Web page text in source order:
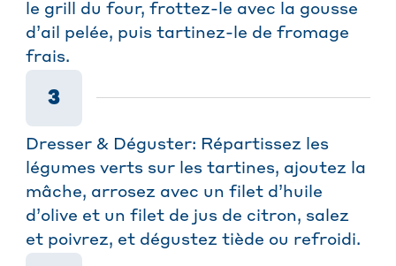
le grill du four, frottez-le avec la gousse
d’ail pelée, puis tartinez-le de fromage
frais.
3
Dresser & Déguster: Répartissez les
légumes verts sur les tartines, ajoutez la
mâche, arrosez avec un filet d’huile
d’olive et un filet de jus de citron, salez
et poivrez, et dégustez tiède ou refroidi.